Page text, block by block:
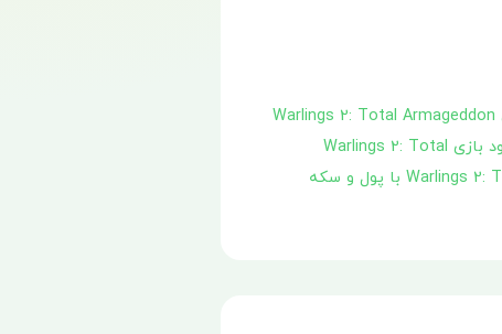
بازی Warlings 2: Total Armageddon
دانلود نسخه مود بازی Warlings 2: Total
دانلود ورژن هکی بازی Warlings 2: Total Armageddon با پول و سکه